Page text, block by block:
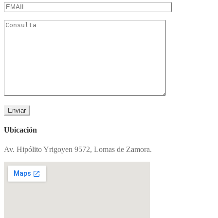
Ubicación
Av. Hipólito Yrigoyen 9572, Lomas de Zamora.